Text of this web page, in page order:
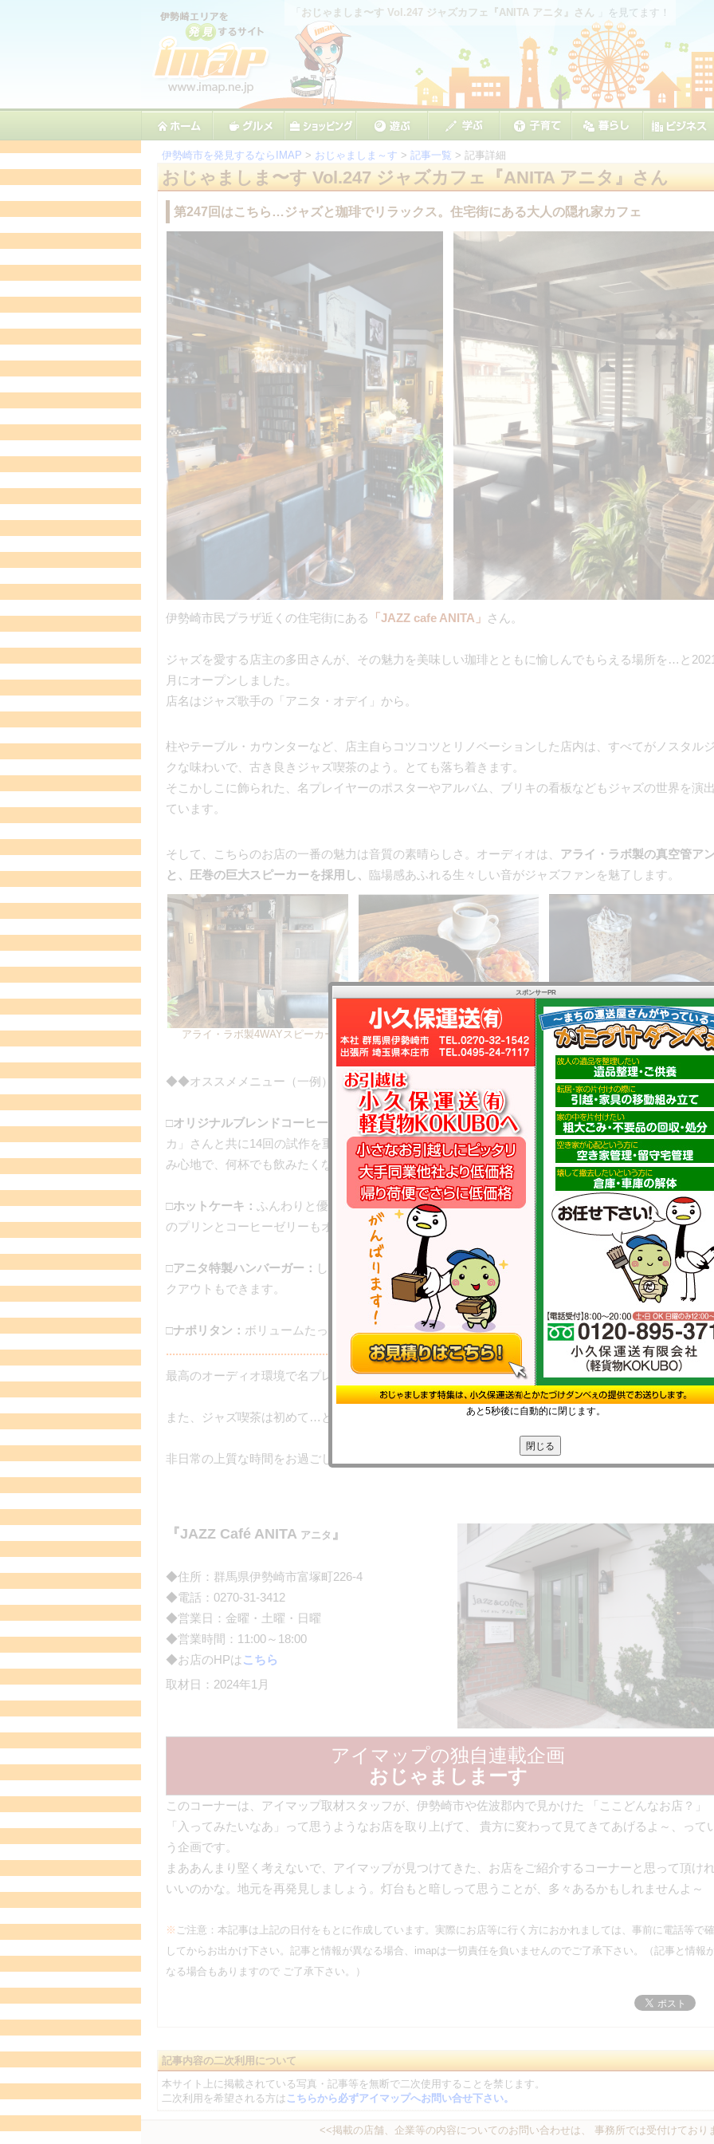
おじゃましま〜す Vol.247 ジャズカフェ『ANITA アニタ』さん 」を見てます！
伊勢崎市を発見するならIMAP > おじゃましま～す > 記事一覧 > 記事詳細
おじゃましま〜す Vol.247 ジャズカフェ『ANITA アニタ』さん
第247回はこちら…ジャズと珈琲でリラックス。住宅街にある大人の隠れ家カフェ
伊勢崎市民プラザ近くの住宅街にある 「JAZZ cafe ANITA」 さん。
ジャズを愛する店主の多田さんが、その魅力を美味しい珈琲とともに愉しんでもらえる場所を…と
月にオープンしました。
店名はジャズ歌手の「アニタ・オデイ」から。
柱やテーブル・カウンターなど、店主自らコツコツとリノベーションした店内は、すべてがノスタル
クな味わいで、古き良きジャズ喫茶のよう。とても落ち着きます。
そこかしこに飾られた、名プレイヤーのポスターやアルバム、ブリキの看板などもジャズの世界を演
ています。
そして、こちらのお店の一番の魅力は音質の素晴らしさ。オーディオは、 アライ・ラボ製の真空管ア
と、圧巻の巨大スピーカーを採用し、
臨場感あふれる生々しい音がジャズファンを魅了します。
アライ・ラボ製4WAYスピーカー
ナポリタン／ドリンク・サラダ付1100
円
コーヒーゼリーミルク 600円
アニタ特製ハンバーガー 1100
◆◆オススメメニュー（一例）◆◆
□オリジナルブレンドコーヒー：
本庄市の珈琲豆販売の名店「コスタリ
カ」さんと共に14回の試作を重ねて完成しました。すっきりとした飲
み心地で、何杯でも飲みたくなります。
□ホットケーキ： ふんわりと優しく焼き上げた大人気メニュー。手作り
のプリンとコーヒーゼリーもオススメ。
□アニタ特製ハンバーガー： しっかりバンズにジューシーなパテ。テイ
クアウトもできます。
□ナポリタン： ボリュームたっぷりのもちもち麺に、とろけるチーズとベーコンがたっぷり。
......................................................................................................................................
最高のオーディオ環境で名プレーヤーの演奏を楽しみたい方に立ち寄っていただきたいお店です。
また、ジャズ喫茶は初めて…という方や、女性が一人でもリラックスできるような居心地の良さも魅
非日常の上質な時間をお過ごしください。
『JAZZ Café ANITA アニタ 』
◆住所：群馬県伊勢崎市富塚町226-4
◆電話：0270-31-3412
◆営業日：金曜・土曜・日曜
◆営業時間：11:00～18:00
◆お店のHPはこちら
取材日：2024年1月
アイマップの独自連載企画
おじゃましまーす
このコーナーは、アイマップ取材スタッフが、伊勢崎市や佐波郡内で見かけた 「ここどんなお店？」
「入ってみたいなあ」って思うようなお店を取り上げて、 貴方に変わって見てきてあげるよ～、って
う企画です。
まああんまり堅く考えないで、アイマップが見つけてきた、お店をご紹介するコーナーと思って頂け
いいのかな。地元を再発見しましょう。灯台もと暗しって思うことが、多々あるかもしれませんよ～
※ ご注意：本記事は上記の日付をもとに作成しています。実際にお店等に行く方におかれましては、事前に電話等で
してからお出かけ下さい。記事と情報が異なる場合、imapは一切責任を負いませんのでご了承下さい。（記事と情報
なる場合もありますので ご了承下さい。）
記事内容の二次利用について
本サイト上に掲載されている写真・記事等を無断で二次使用することを禁じます。
二次利用を希望される方は こちらから必ずアイマップへお問い合せ下さい。
<<掲載の店舗、企業等の内容についてのお問い合わせは、 事務所では受付けており
スポンサーPR
あと4秒後に自動的に閉じます。